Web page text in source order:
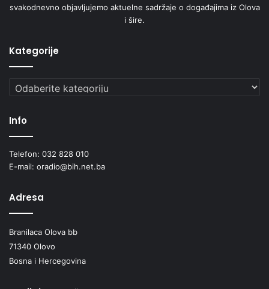
4. Služba civilne
zaštite,
Tel. 032/ 829-565
Tel. 032/ 829-543.
svakodnevno objavljujemo aktuelne sadržaje o događajima iz Olova
i šire.
Kategorije
Kategorije
Info
Telefon: 032 828 010
E-mail: oradio@bih.net.ba
Adresa
Branilaca Olova bb
71340 Olovo
Bosna i Hercegovina